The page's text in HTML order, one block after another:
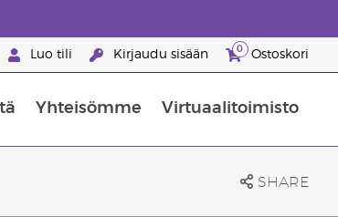
Luo tili Kirjaudu sisään 0 Ostoskori
Yhteisömme Virtuaalitoimisto
SHARE